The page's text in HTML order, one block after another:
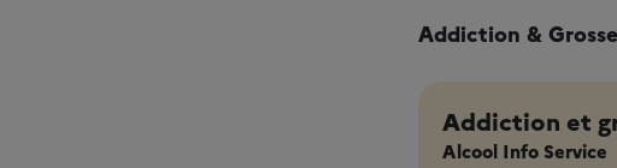
Addiction &
Addiction et
Alcool Info Service